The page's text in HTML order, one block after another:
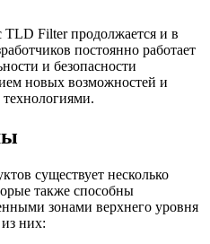
Filter продолжается и в
постоянно работает
и безопасности
новых возможностей и
существует несколько
также способны
зонами верхнего уровня
них: